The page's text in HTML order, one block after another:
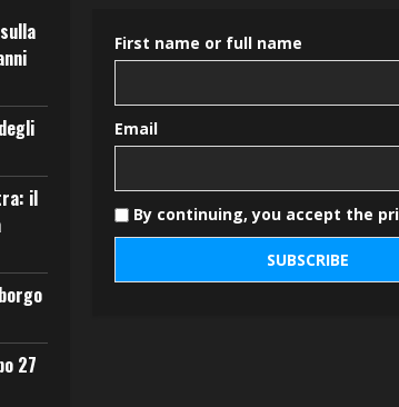
il
27
First name or full name
Email
By continuing, you accept the